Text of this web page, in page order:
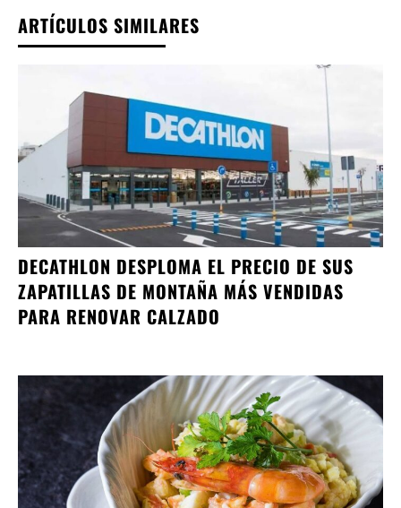
ARTÍCULOS SIMILARES
DECATHLON DESPLOMA EL PRECIO DE SUS
ZAPATILLAS DE MONTAÑA MÁS VENDIDAS
PARA RENOVAR CALZADO